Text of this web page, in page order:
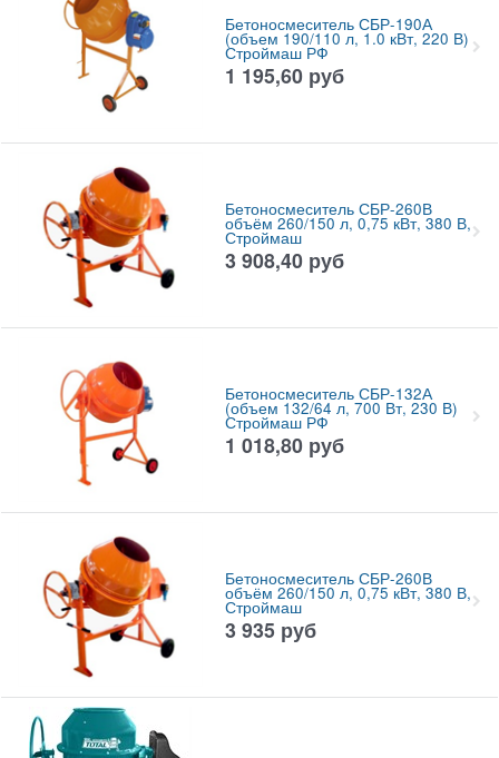
Бетоносмеситель СБР-190А
(объем 190/110 л, 1.0 кВт, 220 В)
Строймаш РФ
1 195,60 руб
Бетоносмеситель СБР-260В
объём 260/150 л, 0,75 кВт, 380 В,
Строймаш
3 908,40 руб
Бетоносмеситель СБР-132А
(объем 132/64 л, 700 Вт, 230 В)
Строймаш РФ
1 018,80 руб
Бетоносмеситель СБР-260В
объём 260/150 л, 0,75 кВт, 380 В,
Строймаш
3 935 руб